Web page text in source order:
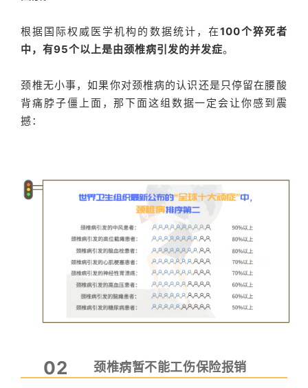
根据国际权威医学机构的数据统计，在100个猝死者
中，有95个以上是由颈椎病引发的并发症。
颈椎无小事，如果你对颈椎病的认识还是只停留在腰酸
背痛脖子僵上面，那下面这组数据一定会让你感到震
撼：
02 颈椎病暂不能工伤保险报销